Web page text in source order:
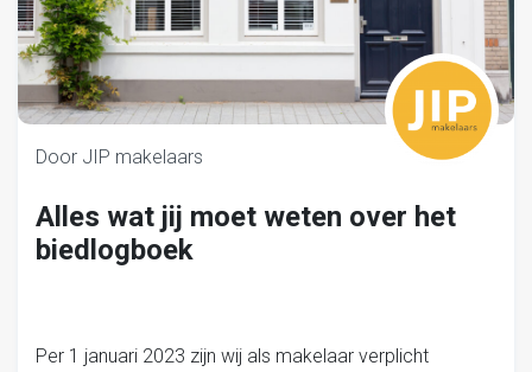
Door JIP makelaars
Alles wat jij moet weten over het
biedlogboek
Per 1 januari 2023 zijn wij als makelaar verplicht